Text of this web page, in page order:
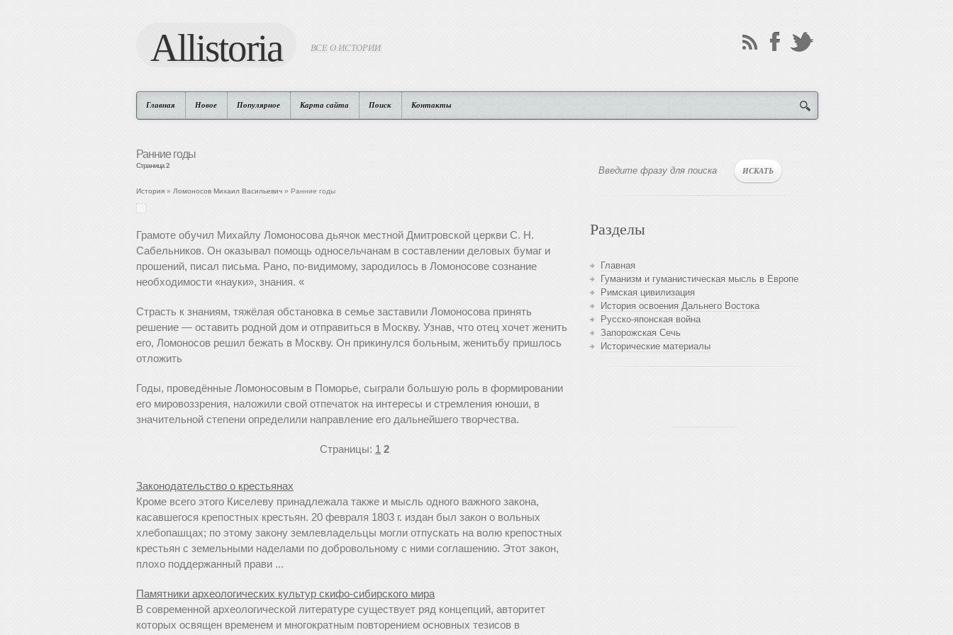
Allistoria ВСЕ О ИСТОРИИ
Главная Новое Популярное Карта сайта Поиск Контакты
Ранние годы
Страница 2
История » Ломоносов Михаил Васильевич » Ранние годы
Грамоте обучил Михайлу Ломоносова дьячок местной Дмитровской церкви С. Н.
Сабельников. Он оказывал помощь односельчанам в составлении деловых бумаг и
прошений, писал письма. Рано, по-видимому, зародилось в Ломоносове сознание
необходимости «науки», знания. «
Страсть к знаниям, тяжёлая обстановка в семье заставили Ломоносова принять
решение — оставить родной дом и отправиться в Москву. Узнав, что отец хочет женить
его, Ломоносов решил бежать в Москву. Он прикинулся больным, женитьбу пришлось
отложить
Годы, проведённые Ломоносовым в Поморье, сыграли большую роль в формировании
его мировоззрения, наложили свой отпечаток на интересы и стремления юноши, в
значительной степени определили направление его дальнейшего творчества.
Страницы: 1 2
Законодательство о крестьянах
Кроме всего этого Киселеву принадлежала также и мысль одного важного закона,
касавшегося крепостных крестьян. 20 февраля 1803 г. издан был закон о вольных
хлебопашцах; по этому закону землевладельцы могли отпускать на волю крепостных
крестьян с земельными наделами по добровольному с ними соглашению. Этот закон,
плохо поддержанный прави ...
Памятники археологических культур скифо-сибирского мира
В современной археологической литературе существует ряд концепций, авторитет
которых освящен временем и многократным повторением основных тезисов в
Разделы
Главная
Гуманизм и гуманистическая мысль в Европе
Римская цивилизация
История освоения Дальнего Востока
Русско-японская война
Запорожская Сечь
Исторические материалы